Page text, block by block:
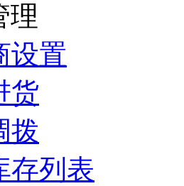
理
设置
货
拨
存列表